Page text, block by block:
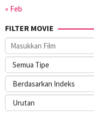
« Feb
FILTER MOVIE